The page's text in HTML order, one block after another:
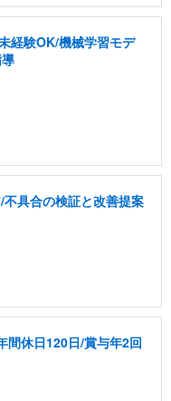
経験OK/機械学習モデ
不具合の検証と改善提案
間休日120日/賞与年2回